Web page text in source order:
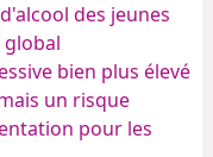
des jeunes
bien plus élevé
un risque
pour les